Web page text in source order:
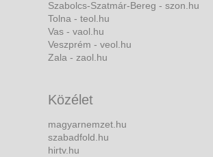
Szabolcs-Szatmár-Bereg - szon.hu
Tolna - teol.hu
Vas - vaol.hu
Veszprém - veol.hu
Zala - zaol.hu
Közélet
magyarnemzet.hu
szabadfold.hu
hirtv.hu